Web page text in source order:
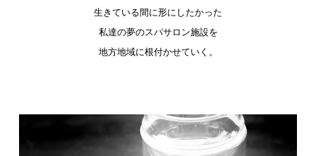
生きている間に形にしたかった
私達の夢のスパサロン施設を
地方地域に根付かせていく。